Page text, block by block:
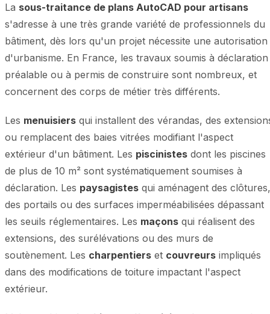
La sous-traitance de plans AutoCAD pour artisans
s'adresse à une très grande variété de professionnels du
bâtiment, dès lors qu'un projet nécessite une autorisation
d'urbanisme. En France, les travaux soumis à déclaration
préalable ou à permis de construire sont nombreux, et
concernent des corps de métier très différents.
Les menuisiers qui installent des vérandas, des
ou remplacent des baies vitrées modifiant l'aspect
extérieur d'un bâtiment. Les piscinistes dont les piscines
de plus de 10 m² sont systématiquement soumises à
déclaration. Les paysagistes qui aménagent des clôtures,
des portails ou des surfaces imperméabilisées dépassant
les seuils réglementaires. Les maçons qui réalisent des
extensions, des surélévations ou des murs de
soutènement. Les charpentiers et couvreurs impliqués
dans des modifications de toiture impactant l'aspect
extérieur.